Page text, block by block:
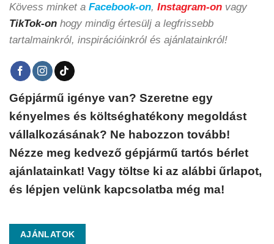
Kövess minket a Facebook-on, Instagram-on vagy
TikTok-on hogy mindig értesülj a legfrissebb
tartalmainkról, inspirációinkról és ajánlatainkról!
Gépjármű igénye van? Szeretne egy
kényelmes és költséghatékony megoldást
vállalkozásának? Ne habozzon tovább!
Nézze meg kedvező gépjármű tartós bérlet
ajánlatainkat! Vagy töltse ki az alábbi űrlapot,
és lépjen velünk kapcsolatba még ma!
AJÁNLATOK